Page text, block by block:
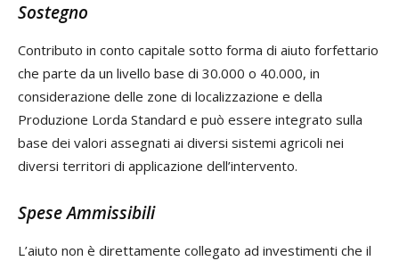
Sostegno
Contributo in conto capitale sotto forma di aiuto forfettario
che parte da un livello base di 30.000 o 40.000, in
considerazione delle zone di localizzazione e della
Produzione Lorda Standard e può essere integrato sulla
base dei valori assegnati ai diversi sistemi agricoli nei
diversi territori di applicazione dell’intervento.
Spese Ammissibili
L’aiuto non è direttamente collegato ad investimenti che il